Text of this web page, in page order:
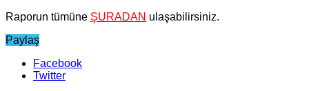
Raporun tümüne ŞURADAN ulaşabilirsiniz.
Paylaş
Facebook
Twitter